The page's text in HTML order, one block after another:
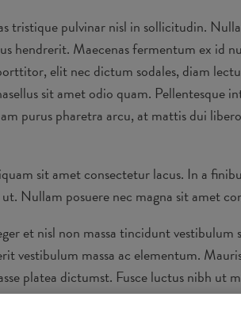
tristique pulvinar nisl in sollicitudin.
hendrerit. Maecenas fermentum ex id
elit nec dictum sodales, diam
sit amet odio quam.
purus pharetra arcu, at mattis dui
sit amet consectetur lacus. In a
Nullam posuere nec magna sit amet
et nisl non massa tincidunt
vestibulum massa ac elementum.
platea dictumst. Fusce luctus nibh ut